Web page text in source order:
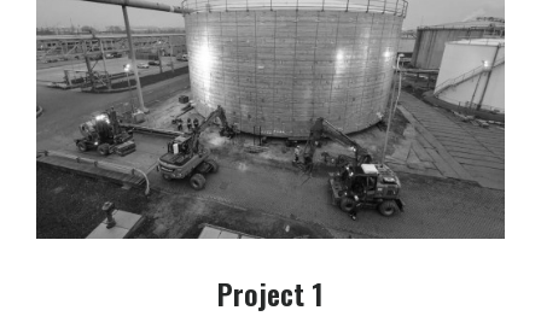
Project 1